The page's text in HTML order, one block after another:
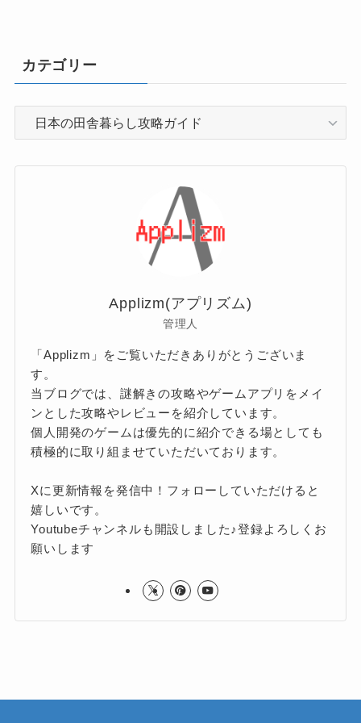
カテゴリー
Applizm(アプリズム)
管理人
「Applizm」をご覧いただきありがとうございま
す。
当ブログでは、謎解きの攻略やゲームアプリをメイ
ンとした攻略やレビューを紹介しています。
個人開発のゲームは優先的に紹介できる場としても
積極的に取り組ませていただいております。
Xに更新情報を発信中！フォローしていただけると
嬉しいです。
Youtubeチャンネルも開設しました♪登録よろしくお
願いします